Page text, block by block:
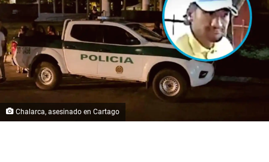
Chalarca, asesinado en Cartago